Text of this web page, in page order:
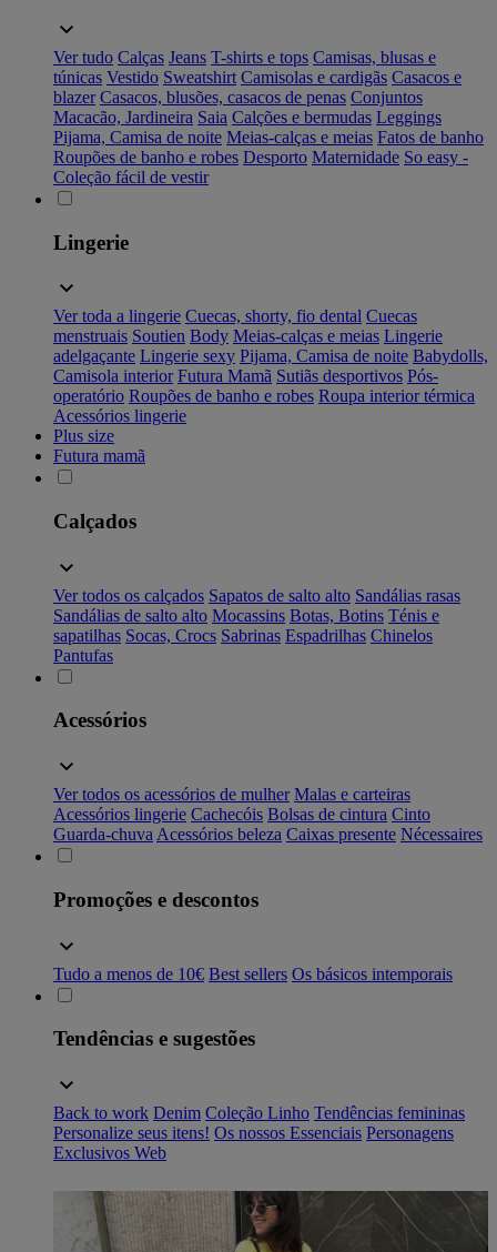
Ver tudo Calças Jeans T-shirts e tops Camisas, blusas e
túnicas Vestido Sweatshirt Camisolas e cardigãs Casacos e
blazer Casacos, blusões, casacos de penas Conjuntos
Macacão, Jardineira Saia Calções e bermudas Leggings
Pijama, Camisa de noite Meias-calças e meias Fatos de banho
Roupões de banho e robes Desporto Maternidade So easy -
Coleção fácil de vestir
Lingerie
Ver toda a lingerie Cuecas, shorty, fio dental Cuecas
menstruais Soutien Body Meias-calças e meias Lingerie
adelgaçante Lingerie sexy Pijama, Camisa de noite Babydolls,
Camisola interior Futura Mamã Sutiãs desportivos Pós-
operatório Roupões de banho e robes Roupa interior térmica
Acessórios lingerie
Plus size
Futura mamã
Calçados
Ver todos os calçados Sapatos de salto alto Sandálias rasas
Sandálias de salto alto Mocassins Botas, Botins Ténis e
sapatilhas Socas, Crocs Sabrinas Espadrilhas Chinelos
Pantufas
Acessórios
Ver todos os acessórios de mulher Malas e carteiras
Acessórios lingerie Cachecóis Bolsas de cintura Cinto
Guarda-chuva Acessórios beleza Caixas presente Nécessaires
Promoções e descontos
Tudo a menos de 10€ Best sellers Os básicos intemporais
Tendências e sugestões
Back to work Denim Coleção Linho Tendências femininas
Personalize seus itens! Os nossos Essenciais Personagens
Exclusivos Web